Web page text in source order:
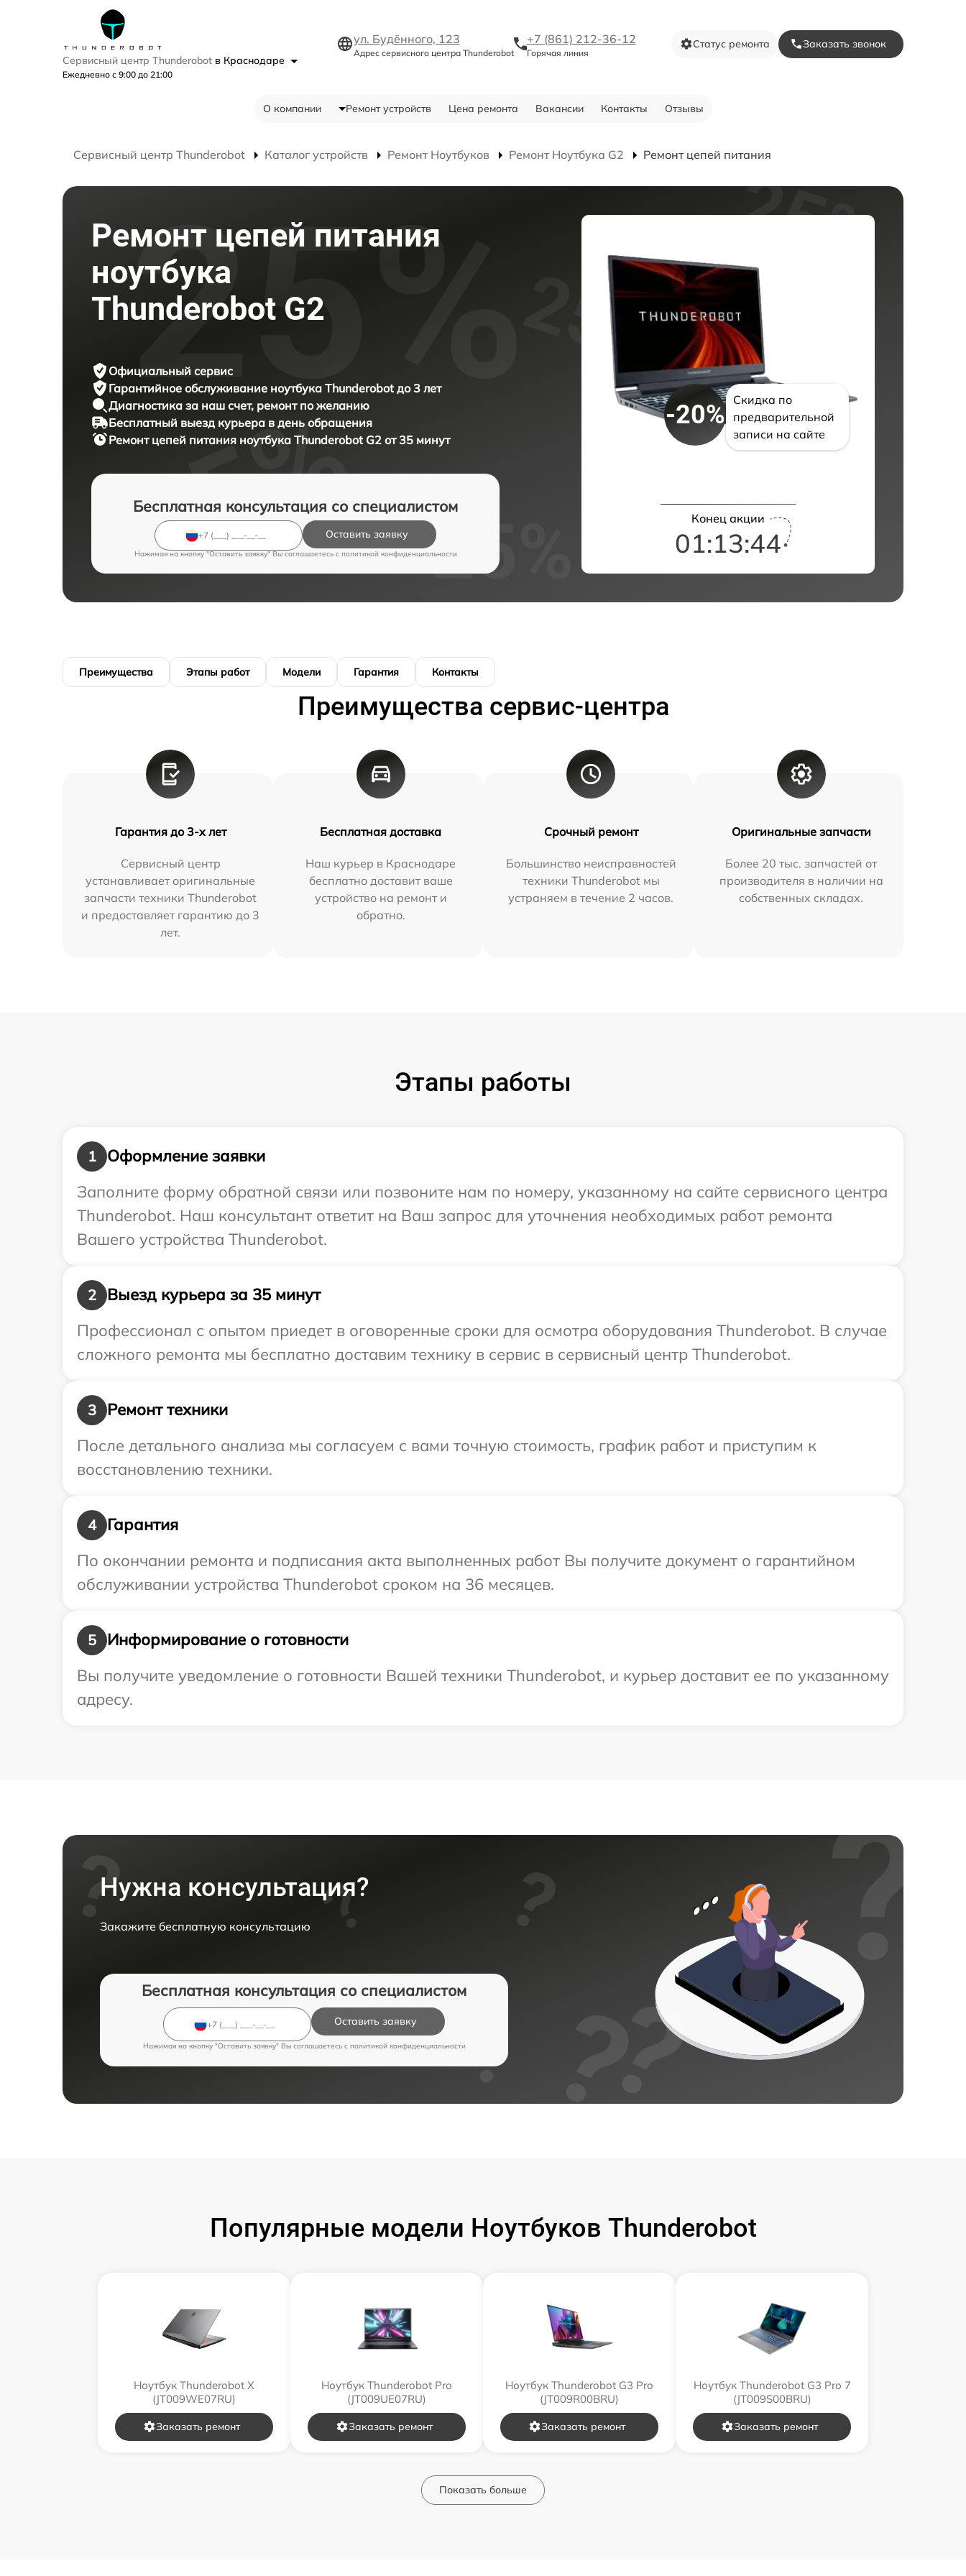
Сервисный центр Thunderobot в Краснодаре
Ежедневно с 9:00 до 21:00
ул. Будённого, 123
Адрес сервисного центра Thunderobot
+7 (861) 212-36-12
Горячая линия
Статус ремонта Заказать звонок
О компании Ремонт устройств Цена ремонта Вакансии Контакты Отзывы
Сервисный центр Thunderobot Каталог устройств Ремонт Ноутбуков Ремонт Ноутбука G2 Ремонт цепей питания
Ремонт цепей питания
ноутбука
Thunderobot G2
Официальный сервис
Гарантийное обслуживание ноутбука Thunderobot до 3 лет
Диагностика за наш счет, ремонт по желанию
Бесплатный выезд курьера в день обращения
Ремонт цепей питания ноутбука Thunderobot G2 от 35 минут
Бесплатная консультация со специалистом
Оставить заявку
Нажимая на кнопку "Оставить заявку" Вы соглашаетесь c политикой конфиденциальности
-20%
Скидка по
предварительной
записи на сайте
Конец акции
01:13:43
Преимущества Этапы работ Модели Гарантия Контакты
Преимущества сервис-центра
Гарантия до 3-х лет
Сервисный центр
устанавливает оригинальные
запчасти техники Thunderobot
и предоставляет гарантию до 3
лет.
Бесплатная доставка
Наш курьер в Краснодаре
бесплатно доставит ваше
устройство на ремонт и
обратно.
Срочный ремонт
Большинство неисправностей
техники Thunderobot мы
устраняем в течение 2 часов.
Оригинальные запчасти
Более 20 тыс. запчастей от
производителя в наличии на
собственных складах.
Этапы работы
1
Оформление заявки
Заполните форму обратной связи или позвоните нам по номеру, указанному на сайте сервисного центра
Thunderobot. Наш консультант ответит на Ваш запрос для уточнения необходимых работ ремонта
Вашего устройства Thunderobot.
2
Выезд курьера за 35 минут
Профессионал с опытом приедет в оговоренные сроки для осмотра оборудования Thunderobot. В случае
сложного ремонта мы бесплатно доставим технику в сервис в сервисный центр Thunderobot.
3
Ремонт техники
После детального анализа мы согласуем с вами точную стоимость, график работ и приступим к
восстановлению техники.
4
Гарантия
По окончании ремонта и подписания акта выполненных работ Вы получите документ о гарантийном
обслуживании устройства Thunderobot сроком на 36 месяцев.
5
Информирование о готовности
Вы получите уведомление о готовности Вашей техники Thunderobot, и курьер доставит ее по указанному
адресу.
Нужна консультация?
Закажите бесплатную консультацию
Бесплатная консультация со специалистом
Оставить заявку
Нажимая на кнопку "Оставить заявку" Вы соглашаетесь c политикой конфиденциальности
Популярные модели Ноутбуков Thunderobot
Ноутбук Thunderobot X
(JT009WE07RU)
Заказать ремонт
Ноутбук Thunderobot Pro
(JT009UE07RU)
Заказать ремонт
Ноутбук Thunderobot G3 Pro
(JT009R00BRU)
Заказать ремонт
Ноутбук Thunderobot G3 Pro 7
(JT009S00BRU)
Заказать ремонт
Показать больше